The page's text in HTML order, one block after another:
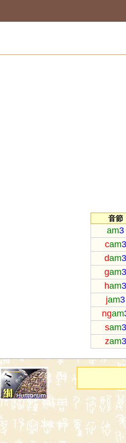
音節
am3
cam3
dam3
gam3
ham3
jam3
ngam
sam3
zam3